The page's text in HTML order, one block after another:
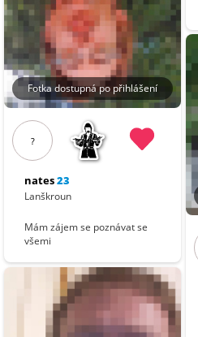
Fotka dostupná po přihlášení
?
nates23
Lanškroun
Mám zájem se poznávat se
všemi